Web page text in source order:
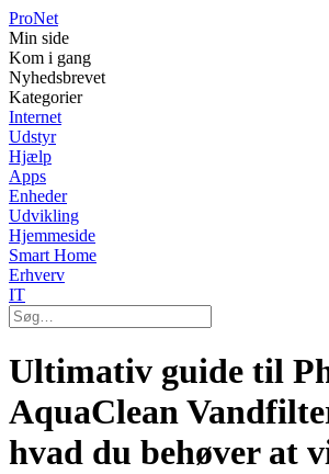
ProNet
Min side
Kom i gang
Nyhedsbrevet
Kategorier
Internet
Udstyr
Hjælp
Apps
Enheder
Udvikling
Hjemmeside
Smart Home
Erhverv
IT
Ultimativ guide til
AquaClean
hvad du behøver at